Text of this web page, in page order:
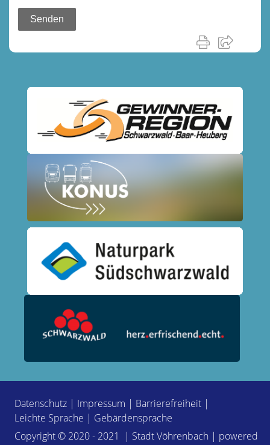
Datenschutz | Impressum | Barrierefreiheit |
Leichte Sprache | Gebärdensprache
Copyright © 2020 - 2021 | Stadt Vöhrenbach | powered